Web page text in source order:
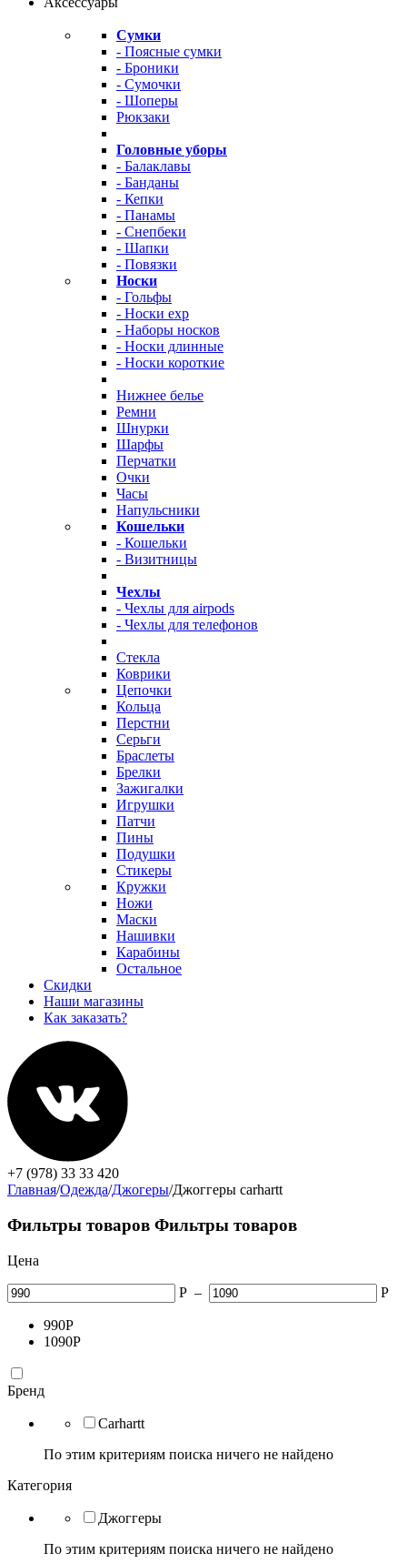
Сумки
- Поясные сумки
- Броники
- Сумочки
- Шоперы
Рюкзаки
Головные уборы
- Балаклавы
- Банданы
- Кепки
- Панамы
- Снепбеки
- Шапки
- Повязки
Носки
- Гольфы
- Носки exp
- Наборы носков
- Носки длинные
- Носки короткие
Нижнее белье
Ремни
Шнурки
Шарфы
Перчатки
Очки
Часы
Напульсники
Кошельки
- Кошельки
- Визитницы
Чехлы
- Чехлы для airpods
- Чехлы для телефонов
Стекла
Коврики
Цепочки
Кольца
Перстни
Серьги
Браслеты
Брелки
Зажигалки
Игрушки
Патчи
Пины
Подушки
Стикеры
Кружки
Ножи
Маски
Нашивки
Карабины
Остальное
Скидки
Наши магазины
Как заказать?
+7 (978) 33 33 420
Главная/Одежда/Джогеры/Джоггеры carhartt
Фильтры товаров Фильтры товаров
Цена
Р – Р
990Р
1090Р
Бренд
Carhartt
По этим критериям поиска ничего не найдено
Категория
Джоггеры
По этим критериям поиска ничего не найдено